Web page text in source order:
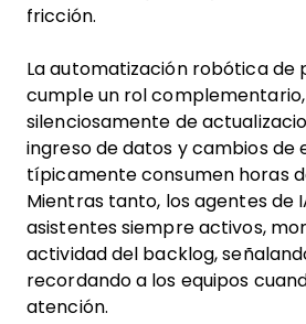
fricción.
La automatización robótica de
cumple un rol
silenciosamente de
ingreso de datos y cambios de
típicamente consumen horas
Mientras tanto, los agentes de
asistentes siempre activos,
actividad del backlog,
recordando a los equipos
atención.